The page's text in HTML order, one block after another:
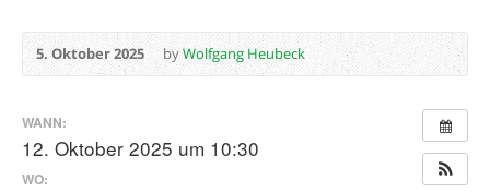
5. Oktober 2025 byWolfgang Heubeck
WANN:
12. Oktober 2025 um 10:30
WO: